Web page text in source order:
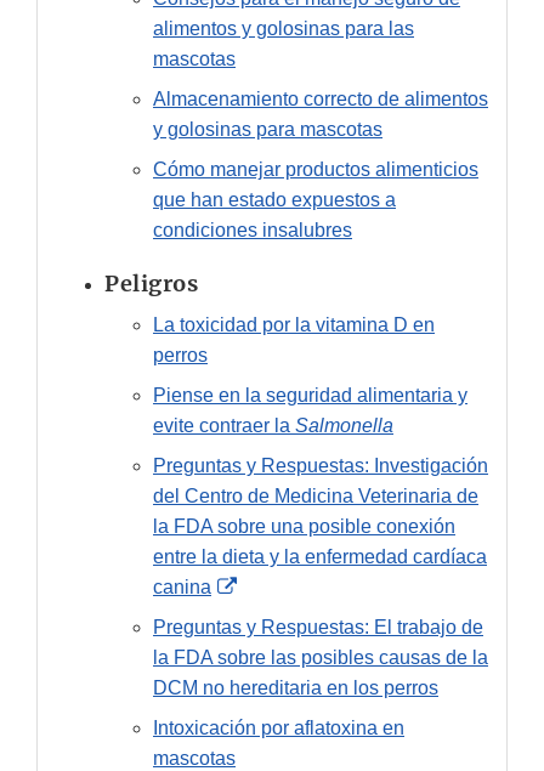
alimentos y golosinas para las
mascotas
Almacenamiento correcto de alimentos
y golosinas para mascotas
Cómo manejar productos alimenticios
que han estado expuestos a
condiciones insalubres
Peligros
La toxicidad por la vitamina D en
perros
Piense en la seguridad alimentaria y
evite contraer la Salmonella
Preguntas y Respuestas: Investigación
del Centro de Medicina Veterinaria de
la FDA sobre una posible conexión
entre la dieta y la enfermedad cardíaca
canina
External
Link
Disclaimer
Preguntas y Respuestas: El trabajo de
la FDA sobre las posibles causas de la
DCM no hereditaria en los perros
Intoxicación por aflatoxina en
mascotas